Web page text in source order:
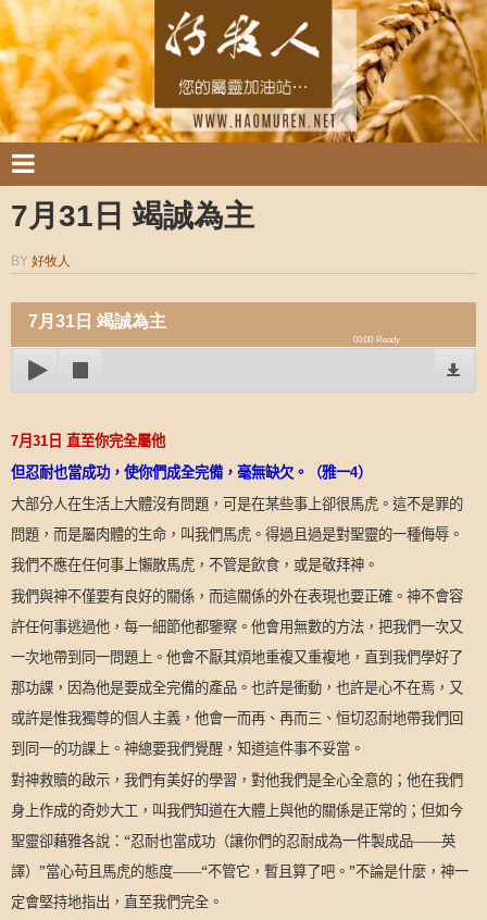
7月31日 竭誠為主
BY 好牧人
7月31日 竭誠為主
00:00 Ready
7月 31 日 直至你完全屬他
但忍耐也當成功，使你們成全完備，毫無缺欠。（雅一4）
大部分人在生活上大體沒有問題，可是在某些事上卻很馬虎。這不是罪的
問題，而是屬肉體的生命，叫我們馬虎。得過且過是對聖靈的一種侮辱。
我們不應在任何事上懶散馬虎，不管是飲食，或是敬拜神。
我們與神不僅要有良好的關係，而這關係的外在表現也要正確。神不會容
許任何事逃過他，每一細節他都鑒察。他會用無數的方法，把我們一次又
一次地帶到同一問題上。他會不厭其煩地重複又重複地，直到我們學好了
那功課，因為他是要成全完備的產品。也許是衝動，也許是心不在焉，又
或許是惟我獨尊的個人主義，他會一而再、再而三、恒切忍耐地帶我們回
到同一的功課上。神總要我們覺醒，知道這件事不妥當。
對神救贖的啟示，我們有美好的學習，對他我們是全心全意的；他在我們
身上作成的奇妙大工，叫我們知道在大體上與他的關係是正常的；但如今
聖靈卻藉雅各說：“忍耐也當成功（讓你們的忍耐成為一件製成品——英
譯）”當心苟且馬虎的態度——“不管它，暫且算了吧。”不論是什麼，神一
定會堅持地指出，直至我們完全。